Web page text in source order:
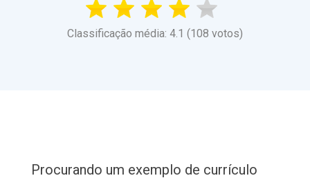
Classificação média: 4.1 (108 votos)
Procurando um exemplo de currículo